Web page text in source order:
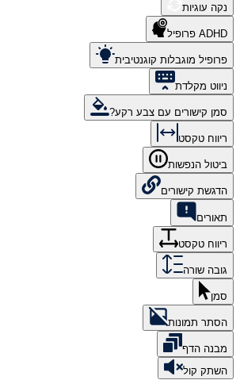
נקה עוגיות
ADHD פרופיל
פרופיל מוגבלות קוגנטיבית
ניווט מקלדת
סמן קישורים עם צבע רקע?
ריווח טקסט
ביטול הנפשות
הדגשת קישורים
תאורים
ריווח טקסט
גובה שורה
סמן
הסתר תמונות
מבנה הדף
השתק קול